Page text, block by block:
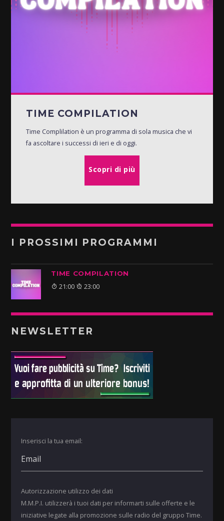
TIME COMPILATION
Time Complilation è un programma di sola musica che vi
fa ascoltare i successi di ieri e di oggi.
Scopri di più
I PROSSIMI PROGRAMMI
TIME COMPILATION
21:00 23:00
NEWSLETTER
Inserisci la tua email:
Autorizzazione utilizzo dei dati
M.M.P.I. utilizzerà i tuoi dati per informarti sulle offerte e le
iniziative legate alla promozione sulle radio del gruppo Time.